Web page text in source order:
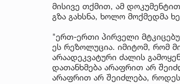
მისივე თქმით, ამ
გზა გახსნა, ხოლო მოქმედმა
"ერთ-ერთი პირველი
ეს რეზოლუცია. იმიტომ, რომ
არაადეკვატური ძალის
დათანხმება არაფრით არ
არაფრით არ შეიძლება,